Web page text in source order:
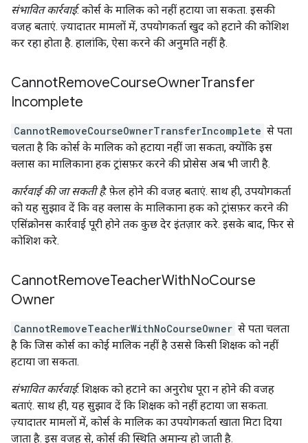
संभावित कार्रवाई: कोर्स के मालिक को नहीं हटाया जा सकता. इसकी
वजह बताएं. ज़्यादातर मामलों में, उपयोगकर्ता खुद को हटाने की कोशिश
कर रहा होता है. हालांकि, ऐसा करने की अनुमति नहीं है.
CannotRemoveCourseOwnerTransfer
Incomplete
CannotRemoveCourseOwnerTransferIncomplete से पता
चलता है कि कोर्स के मालिक को हटाया नहीं जा सकता, क्योंकि इस
क्लास का मालिकाना हक ट्रांसफ़र करने की प्रोसेस अब भी जारी है.
कार्रवाई की जा सकती है: फ़ेल होने की वजह बताएं. साथ ही, उपयोगकर्ता
को यह सुझाव दें कि वह क्लास के मालिकाना हक को ट्रांसफ़र करने की
एसिंक्रोनस कार्रवाई पूरी होने तक कुछ देर इंतज़ार करे. इसके बाद, फिर से
कोशिश करे.
CannotRemoveTeacherWithNoCourse
Owner
CannotRemoveTeacherWithNoCourseOwner से पता चलता
है कि जिस कोर्स का कोई मालिक नहीं है उससे किसी शिक्षक को नहीं
हटाया जा सकता.
संभावित कार्रवाई: शिक्षक को हटाने का अनुरोध पूरा न होने की वजह
बताएं. साथ ही, यह सुझाव दें कि शिक्षक को नहीं हटाया जा सकता.
ज़्यादातर मामलों में, कोर्स के मालिक का उपयोगकर्ता खाता मिटा दिया
जाता है. इस वजह से, कोर्स की स्थिति अमान्य हो जाती है.